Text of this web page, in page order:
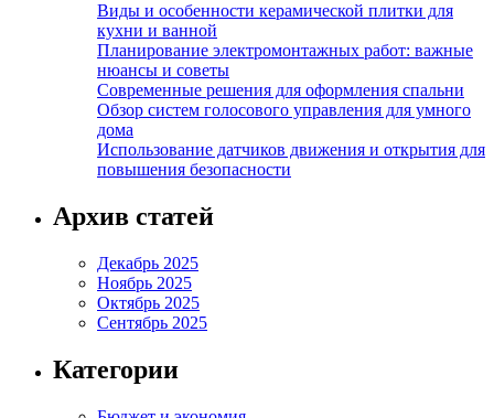
Виды и особенности керамической плитки для
кухни и ванной
Планирование электромонтажных работ: важные
нюансы и советы
Современные решения для оформления спальни
Обзор систем голосового управления для умного
дома
Использование датчиков движения и открытия для
повышения безопасности
Архив статей
Декабрь 2025
Ноябрь 2025
Октябрь 2025
Сентябрь 2025
Категории